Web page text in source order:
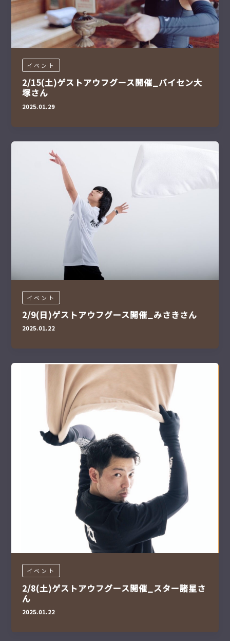
イベント
2/15(土)ゲストアウフグース開催_バイセン大
塚さん
2025.01.29
イベント
2/9(日)ゲストアウフグース開催_みさきさん
2025.01.22
イベント
2/8(土)ゲストアウフグース開催_スター諸星さ
ん
2025.01.22